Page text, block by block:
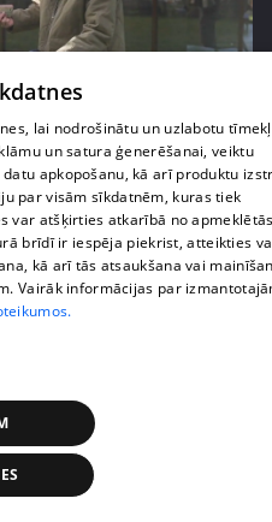
ievērot veselīga
lai nodrošinātu un uzlabotu
un satura ģenerēšanai, veiktu
apkopošanu, kā arī produktu
par visām sīkdatnēm, kuras tiek
var atšķirties atkarībā no
brīdī ir iespēja piekrist, atteikties
kā arī tās atsaukšana vai
Vairāk informācijas par